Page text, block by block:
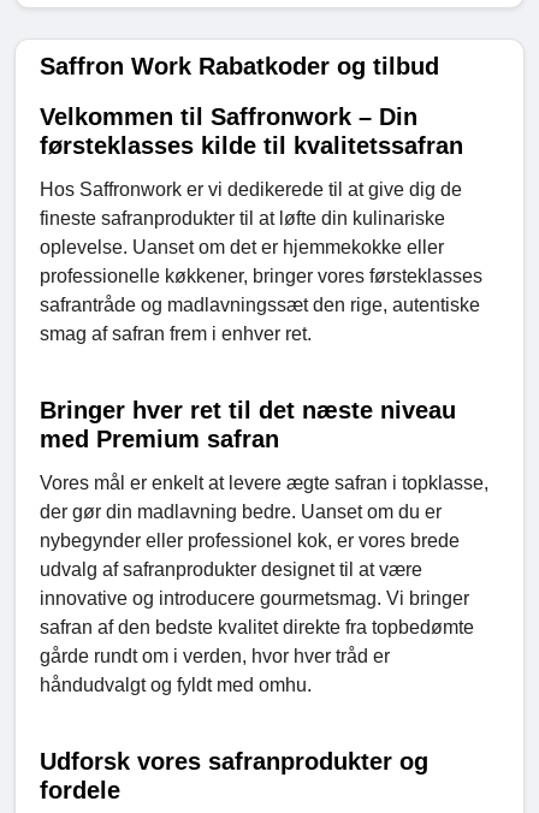
Saffron Work Rabatkoder og tilbud
Velkommen til Saffronwork – Din
førsteklasses kilde til kvalitetssafran
Hos Saffronwork er vi dedikerede til at give dig de
fineste safranprodukter til at løfte din kulinariske
oplevelse. Uanset om det er hjemmekokke eller
professionelle køkkener, bringer vores førsteklasses
safrantråde og madlavningssæt den rige, autentiske
smag af safran frem i enhver ret.
Bringer hver ret til det næste niveau
med Premium safran
Vores mål er enkelt at levere ægte safran i topklasse,
der gør din madlavning bedre. Uanset om du er
nybegynder eller professionel kok, er vores brede
udvalg af safranprodukter designet til at være
innovative og introducere gourmetsmag. Vi bringer
safran af den bedste kvalitet direkte fra topbedømte
gårde rundt om i verden, hvor hver tråd er
håndudvalgt og fyldt med omhu.
Udforsk vores safranprodukter og
fordele